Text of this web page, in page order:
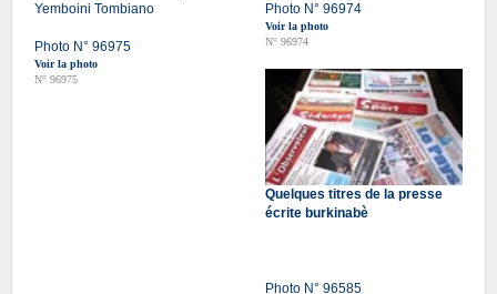
Yemboini Tombiano
Photo N° 96975
Voir la photo
N° 96975
Photo N° 96974
Voir la photo
N° 96974
Quelques titres de la presse
écrite burkinabè
Photo N° 96585